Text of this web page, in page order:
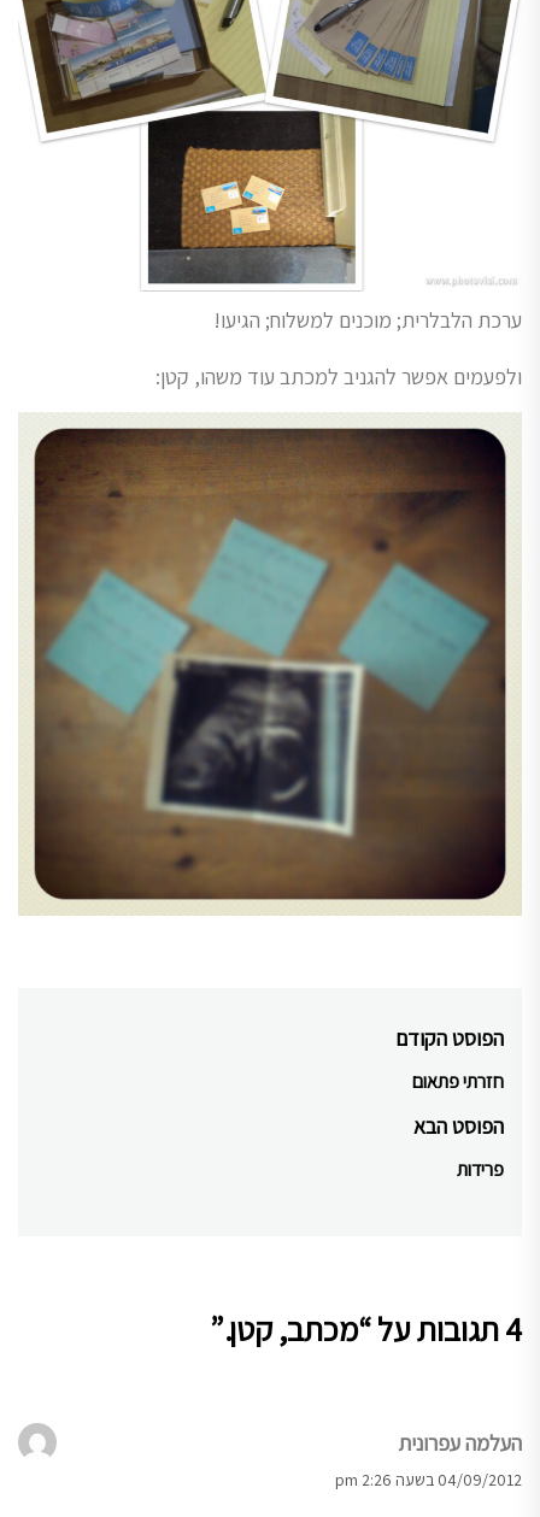
ערכת הלבלרית; מוכנים למשלוח; הגיעו!
ולפעמים אפשר להגניב למכתב עוד משהו, קטן:
ניווט
הפוסט הקודם
Previous
post:
חזרתי פתאום
הפוסט הבא
Next
פרידות
4 תגובות על “ מכתב, קטן.”
העלמה עפרונית
04/09/2012 בשעה 2:26 pm